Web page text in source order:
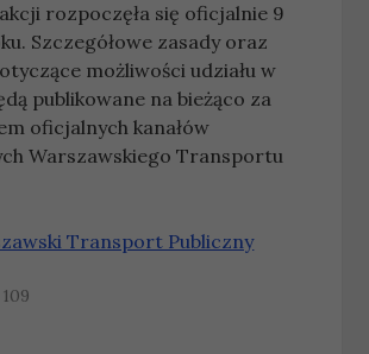
rozpoczęła się oficjalnie 9
Szczegółowe zasady oraz
możliwości udziału w
publikowane na bieżąco za
oficjalnych kanałów
Warszawskiego Transportu
Transport Publiczny
109